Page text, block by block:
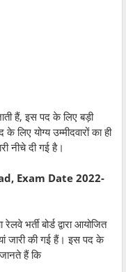
हैं, इस पद के लिए बड़ी
योग्य उम्मीदवारों का ही
नीचे दी गई है।
Exam Date 2022-
भर्ती बोर्ड द्वारा आयोजित
जारी की गई हैं। इस पद के
हैं कि